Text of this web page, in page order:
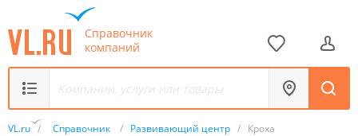
Справочник
компаний
VL.ru / Справочник / Развивающий центр / Кроха